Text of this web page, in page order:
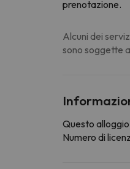
prenotazione.
Alcuni dei
sono soggette
Questo
Numero di